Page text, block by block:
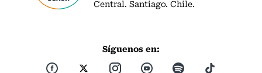
Central. Santiago. Chile.
Síguenos en: